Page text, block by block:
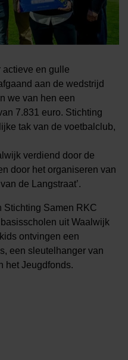
actieve en gulle
aan de wedstrijd
we van hen een
7.831 euro. Stichting
tak van de voetbalclub,
verdiend door de
door het organiseren van
de Langstraat’.
Stichting Samen RKC
uit Waalwijk
ontvingen een
een sleutelhanger van
het Jeugdfonds.